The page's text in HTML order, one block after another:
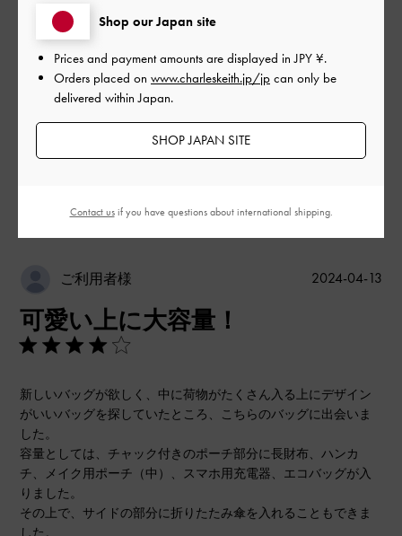
品質
とてもよかった
もっと見る
ご利用者様
可愛い上に大容量！
新しいバッグが欲しく、中に荷物がたくさん入る上にデザイン
がいいバッグを探していたところ、こちらのバッグに出会いま
した。
容量としては、チャック付きのポーチ部分に長財布、ハンカ
チ、メイク用ポーチ（中）、スマホ用充電器、エコバッグが入
りました。
その上で、サイドの部分に折りたたみ傘を入れることもできま
した。
公
2024-04-13
Shop our Japan site
Prices and payment amounts are displayed inJPY ¥.
Orders placed on www.charleskeith.jp/jp can only be
delivered within Japan.
SHOP JAPAN SITE
Contact usif you have questions about international shipping.